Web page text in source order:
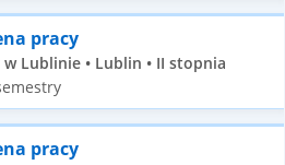
pracy
Lublinie • Lublin • II stopnia
pracy